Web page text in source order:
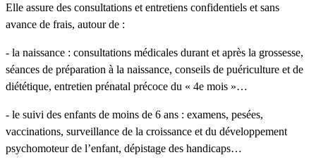
Elle assure des consultations et entretiens confidentiels et sans
avance de frais, autour de :
- la naissance : consultations médicales durant et après la grossesse,
séances de préparation à la naissance, conseils de puériculture et de
diététique, entretien prénatal précoce du « 4e mois »…
- le suivi des enfants de moins de 6 ans : examens, pesées,
vaccinations, surveillance de la croissance et du développement
psychomoteur de l’enfant, dépistage des handicaps…